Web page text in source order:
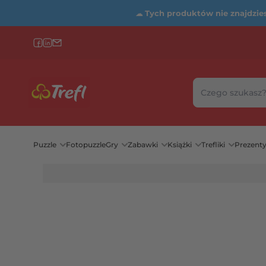
☁ Tych produktów nie
Szukaj w
Wybierz
Puzzle FotopuzzleGry Zabawki Książki Trefliki Prezenty